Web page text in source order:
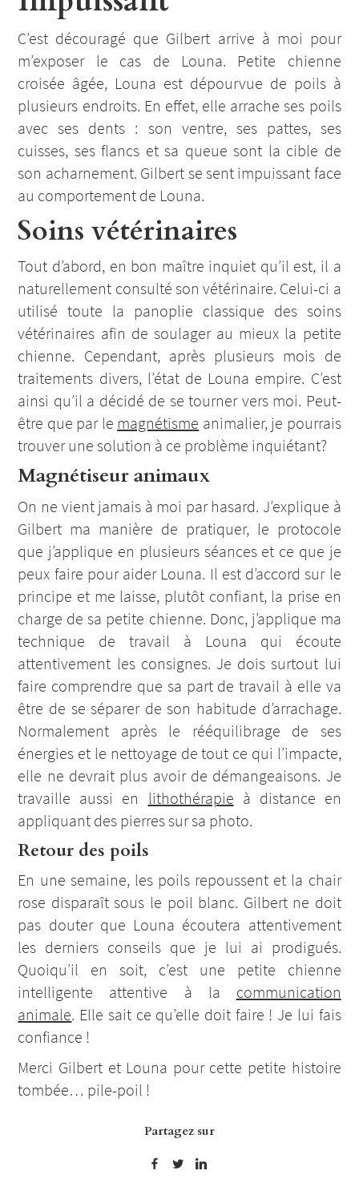
C’est découragé que Gilbert arrive à moi pour
m’exposer le cas de Louna. Petite chienne
croisée âgée, Louna est dépourvue de poils à
plusieurs endroits. En effet, elle arrache ses poils
avec ses dents : son ventre, ses pattes, ses
cuisses, ses flancs et sa queue sont la cible de
son acharnement. Gilbert se sent impuissant face
au comportement de Louna.
Soins vétérinaires
Tout d’abord, en bon maître inquiet qu’il est, il a
naturellement consulté son vétérinaire. Celui-ci a
utilisé toute la panoplie classique des soins
vétérinaires afin de soulager au mieux la petite
chienne. Cependant, après plusieurs mois de
traitements divers, l’état de Louna empire. C’est
ainsi qu’il a décidé de se tourner vers moi. Peut-
être que par le magnétisme animalier, je pourrais
trouver une solution à ce problème inquiétant?
Magnétiseur animaux
On ne vient jamais à moi par hasard. J’explique à
Gilbert ma manière de pratiquer, le protocole
que j’applique en plusieurs séances et ce que je
peux faire pour aider Louna. Il est d’accord sur le
principe et me laisse, plutôt confiant, la prise en
charge de sa petite chienne. Donc, j’applique ma
technique de travail à Louna qui écoute
attentivement les consignes. Je dois surtout lui
faire comprendre que sa part de travail à elle va
être de se séparer de son habitude d’arrachage.
Normalement après le rééquilibrage de ses
énergies et le nettoyage de tout ce qui l’impacte,
elle ne devrait plus avoir de démangeaisons. Je
travaille aussi en lithothérapie à distance en
appliquant des pierres sur sa photo.
Retour des poils
En une semaine, les poils repoussent et la chair
rose disparaît sous le poil blanc. Gilbert ne doit
pas douter que Louna écoutera attentivement
les derniers conseils que je lui ai prodigués.
Quoiqu’il en soit, c’est une petite chienne
intelligente attentive à la communication
animale. Elle sait ce qu’elle doit faire ! Je lui fais
confiance !
Merci Gilbert et Louna pour cette petite histoire
tombée… pile-poil !
Partagez sur